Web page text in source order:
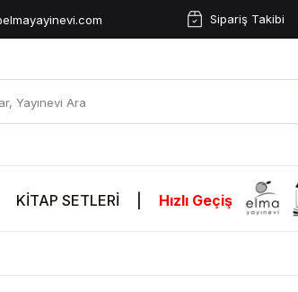
Sipariş Takibi
KITAP SETLERI Hızlı Geçiş